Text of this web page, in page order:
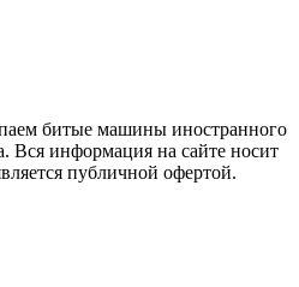
битые машины иностранного
Вся информация на сайте носит
публичной офертой.